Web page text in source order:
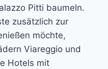
Pitti baumeln.
zusätzlich zur
möchte,
Viareggio und
Hotels mit